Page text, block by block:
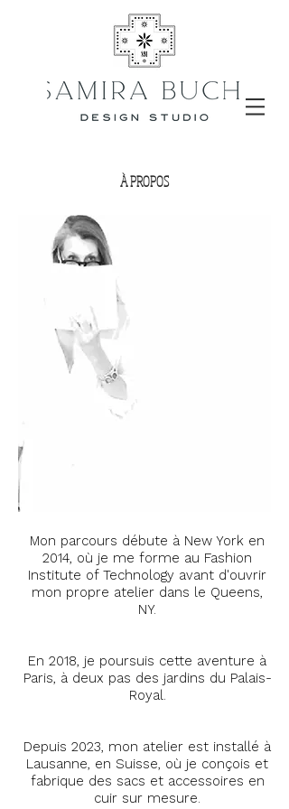
À PROPOS
Mon parcours débute à New York en
2014, où je me forme au Fashion
Institute of Technology avant d'ouvrir
mon propre atelier dans le Queens,
NY.
En 2018, je poursuis cette aventure à
Paris, à deux pas des jardins du Palais-
Royal.
Depuis 2023, mon atelier est installé à
Lausanne, en Suisse, où je conçois et
fabrique des sacs et accessoires en
cuir sur mesure.